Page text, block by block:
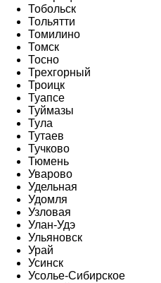
Тобольск
Тольятти
Томилино
Томск
Тосно
Трехгорный
Троицк
Туапсе
Туймазы
Тула
Тутаев
Тучково
Тюмень
Уварово
Удельная
Удомля
Узловая
Улан-Удэ
Ульяновск
Урай
Усинск
Усолье-Сибирское